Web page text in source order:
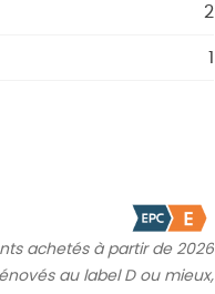
2
1
achetés à partir de 2026
au label D ou mieux,